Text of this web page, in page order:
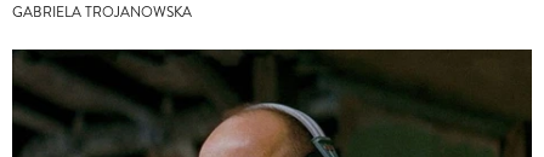
GABRIELA TROJANOWSKA